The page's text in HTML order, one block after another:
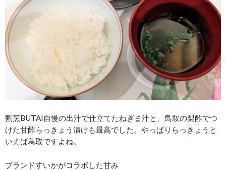
割烹BUTAI自慢の出汁で仕立てたねぎま汁と、鳥取の梨酢でつ
けた甘酢らっきょう漬けも最高でした。やっぱりらっきょうと
いえば鳥取ですよね。
ブランドすいかがコラボした甘み